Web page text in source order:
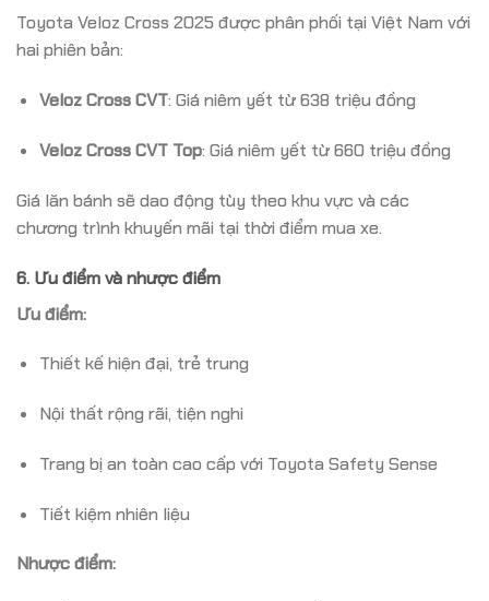
Toyota Veloz Cross 2025 được phân phối tại Việt Nam với
hai phiên bản:
Veloz Cross CVT: Giá niêm yết từ 638 triệu đồng
Veloz Cross CVT Top: Giá niêm yết từ 660 triệu đồng
Giá lăn bánh sẽ dao động tùy theo khu vực và các
chương trình khuyến mãi tại thời điểm mua xe.
6. Ưu điểm và nhược điểm
Ưu điểm:
Thiết kế hiện đại, trẻ trung
Nội thất rộng rãi, tiện nghi
Trang bị an toàn cao cấp với Toyota Safety Sense
Tiết kiệm nhiên liệu
Nhược điểm: